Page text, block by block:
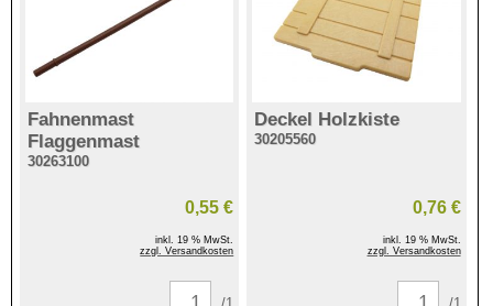
Fahnenmast
Flaggenmast
30263100
0,55 €
inkl. 19 % MwSt.
zzgl. Versandkosten
Deckel Holzkiste
30205560
0,76 €
inkl. 19 % MwSt.
zzgl. Versandkosten